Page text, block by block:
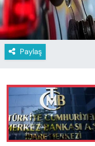
Paylaş
KÜLTÜR-SANAT
MAGAZİN
YAZAR KÖŞESİ
SİYASET